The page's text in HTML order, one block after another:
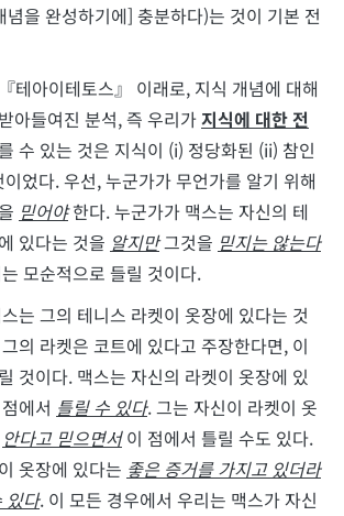
념을 완성하기에] 충분하다)는 것이 기본 전
테아이테토스』 이래로, 지식 개념에 대해
아들여진 분석, 즉 우리가지식에 대한 전
수 있는 것은 지식이 (i) 정당화된 (ii) 참인
었다. 우선, 누군가가 무언가를 알기 위해
믿어야한다. 누군가가 맥스는 자신의 테
있다는 것을 알지만그것을 믿지는 않는다
모순적으로 들릴 것이다.
는 그의 테니스 라켓이 옷장에 있다는 것
의 라켓은 코트에 있다고 주장한다면, 이
것이다. 맥스는 자신의 라켓이 옷장에 있
에서 틀릴 수 있다. 그는 자신이 라켓이 옷
안다고 믿으면서이 점에서 틀릴 수도 있다.
옷장에 있다는 좋은 증거를 가지고 있더라
있다. 이 모든 경우에서 우리는 맥스가 자신